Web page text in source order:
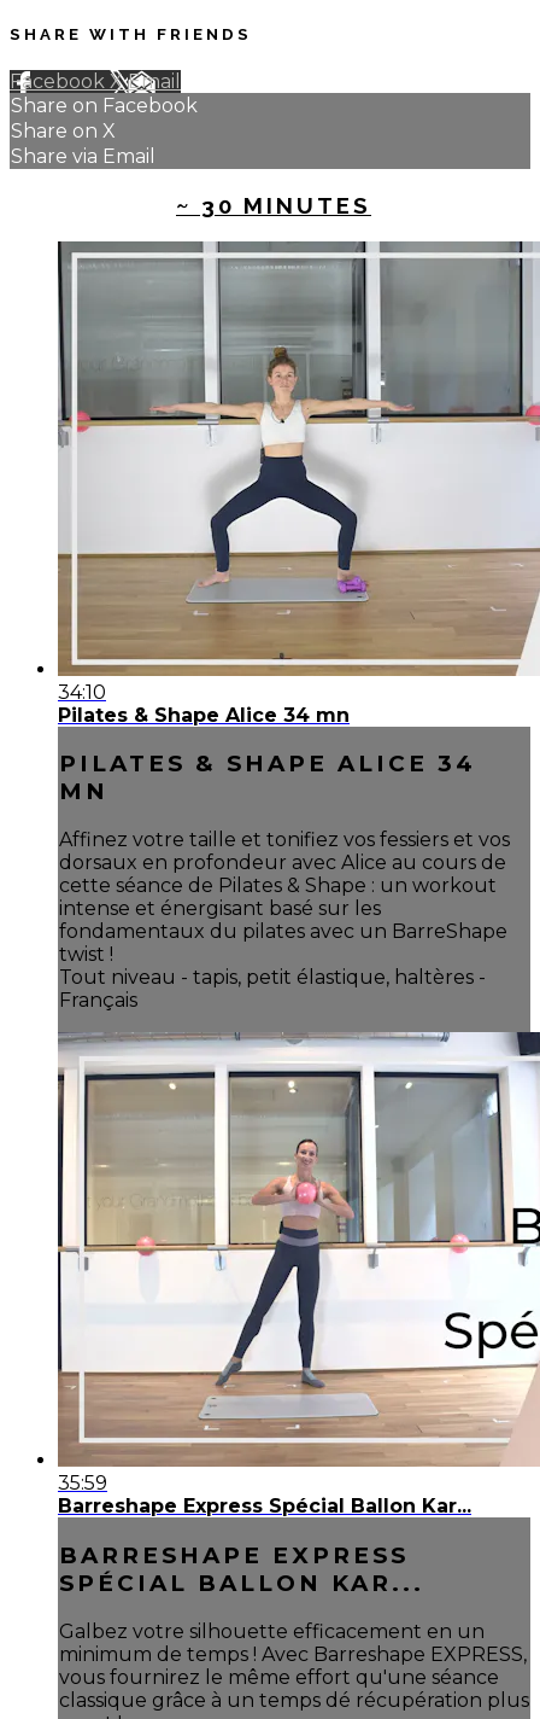
SHARE WITH FRIENDS
Facebook XEmail
Share on Facebook
Share on X
Share via Email
~ 30 MINUTES
34:10
Pilates & Shape Alice 34 mn
PILATES & SHAPE ALICE 34
MN
Affinez votre taille et tonifiez vos fessiers et vos
dorsaux en profondeur avec Alice au cours de
cette séance de Pilates & Shape : un workout
intense et énergisant basé sur les
fondamentaux du pilates avec un BarreShape
twist !
Tout niveau - tapis, petit élastique, haltères -
Français
35:59
Barreshape Express Spécial Ballon Kar...
BARRESHAPE EXPRESS
SPÉCIAL BALLON KAR...
Galbez votre silhouette efficacement en un
minimum de temps ! Avec Barreshape EXPRESS,
vous fournirez le même effort qu'une séance
classique grâce à un temps dé récupération plus